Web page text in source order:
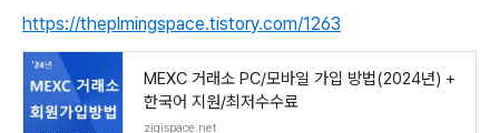
https://theplmingspace.tistory.com/1263
MEXC 거래소 PC/모바일 가입 방법(2024년) +
한국어 지원/최저수수료
zigispace.net